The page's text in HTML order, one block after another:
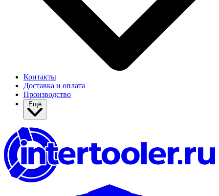
Контакты
Доставка и оплата
Производство